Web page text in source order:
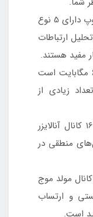
توابع دیکدینگ سریال: این اسیلوسکوپ دارای 5 نوع
ارتباطات
حافظه عمق: دارای حافظه عمق تا 64 مگابایت است
زیادی از
آنالایزر منطقی: دارای امکان اتصال 16 کانال آنالایزر
منطقی در
مولد موج
و ارتساب
است.